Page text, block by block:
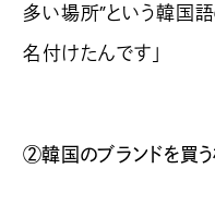
多い場所”という韓国
名付けたんです」
②韓国のブランドを買う